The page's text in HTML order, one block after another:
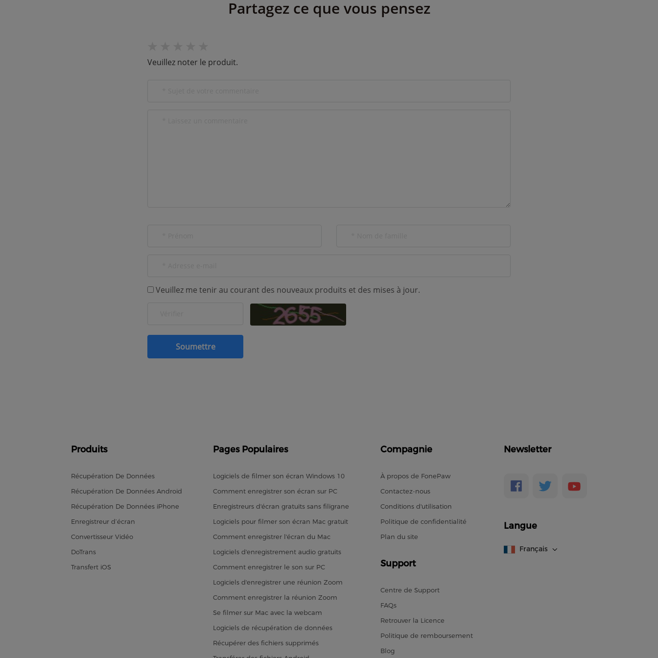
Partagez ce que vous pensez
Veuillez noter le produit.
Veuillez me tenir au courant des nouveaux produits et des mises à jour.
Produits
Récupération De Données
Récupération De Données Android
Récupération De Données iPhone
Enregistreur d’écran
Convertisseur Vidéo
DoTrans
Transfert iOS
Pages Populaires
Logiciels de filmer son écran Windows 10
Comment enregistrer son écran sur PC
Enregistreurs d'écran gratuits sans filigrane
Logiciels pour filmer son écran Mac gratuit
Comment enregistrer l'écran du Mac
Logiciels d'enregistrement audio gratuits
Comment enregistrer le son sur PC
Logiciels d'enregistrer une réunion Zoom
Comment enregistrer la réunion Zoom
Se filmer sur Mac avec la webcam
Logiciels de récupération de données
Récupérer des fichiers supprimés
Compagnie
À propos de FonePaw
Contactez-nous
Conditions d'utilisation
Politique de confidentialité
Plan du site
Support
Centre de Support
FAQs
Retrouver la Licence
Politique de remboursement
Blog
Newsletter
Langue
Français